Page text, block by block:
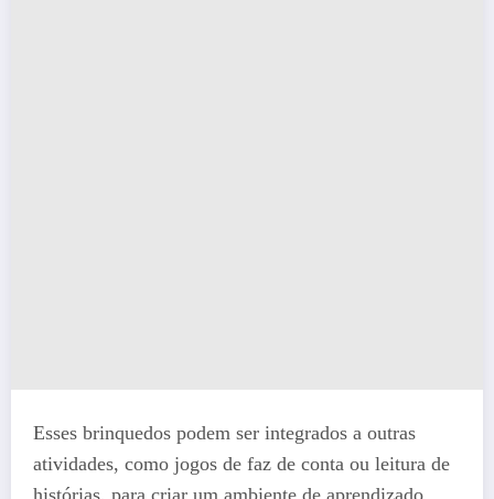
Esses brinquedos podem ser integrados a outras
atividades, como jogos de faz de conta ou leitura de